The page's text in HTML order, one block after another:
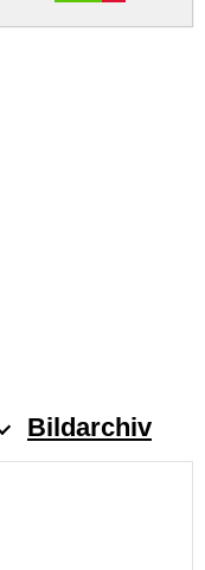
Bildarchiv